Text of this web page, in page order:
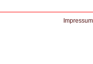
Impressum